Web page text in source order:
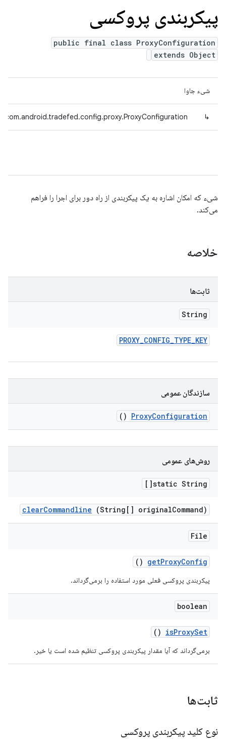
پیکربندی پروکسی
public final class ProxyConfiguration
extends Object
شیء جاوا
↳
com.android.tradefed.config.proxy.ProxyConfiguration
شیء که امکان اشاره به یک پیکربندی از راه دور برای اجرا را فراهم
می‌کند.
خلاصه
ثابت‌ها
String
PROXY_CONFIG_TYPE_KEY
سازندگان عمومی
ProxyConfiguration
()
روش‌های عمومی
static String[]
clearCommandline (String[] originalCommand)
File
getProxyConfig
()
پیکربندی پروکسی فعلی مورد استفاده را برمی‌گرداند.
boolean
isProxySet
()
برمی‌گرداند که آیا مقدار پیکربندی پروکسی تنظیم شده است یا خیر.
ثابت‌ها
نوع کلید پیکربندی پروکسی